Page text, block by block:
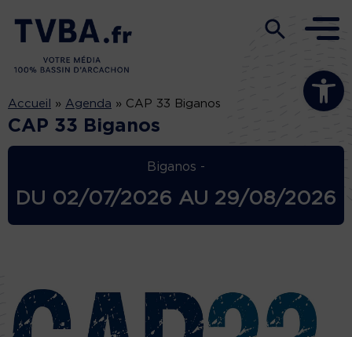
Ouvrir la
Accueil » Agenda » CAP 33 Biganos
CAP 33 Biganos
Biganos -
DU 02/07/2026 AU 29/08/2026